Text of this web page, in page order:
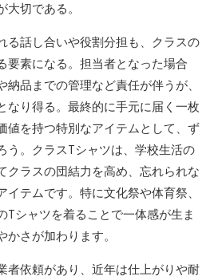
大切である。
る話し合いや役割分担も、クラスの
要素になる。担当者となった場合
品までの管理など責任が伴うが、
なり得る。最終的に手元に届く一枚
値を持つ特別なアイテムとして、ず
う。クラスTシャツは、学校生活の
クラスの団結力を高め、忘れられな
テムです。特に文化祭や体育祭、
Tシャツを着ることで一体感が生ま
さが加わります。
者依頼があり、近年は仕上がりや耐